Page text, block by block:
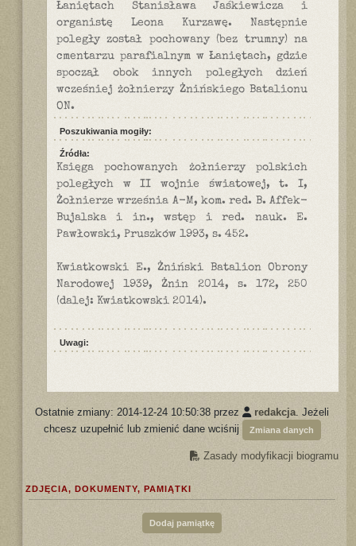
Łaniętach Stanisława Jaśkiewicza i
organistę Leona Kurzawę. Następnie
poległy został pochowany (bez trumny) na
cmentarzu parafialnym w Łaniętach, gdzie
spoczął obok innych poległych dzień
wcześniej żołnierzy Żnińskiego Batalionu
ON.
Poszukiwania mogiły:
Źródła:
Księga pochowanych żołnierzy polskich
poległych w II wojnie światowej, t. I,
Żołnierze września A-M, kom. red. B. Affek-
Bujalska i in., wstęp i red. nauk. E.
Pawłowski, Pruszków 1993, s. 452.
Kwiatkowski E., Żniński Batalion Obrony
Narodowej 1939, Żnin 2014, s. 172, 250
(dalej: Kwiatkowski 2014).
Uwagi:
Ostatnie zmiany: 2014-12-24 10:50:38 przez redakcja. Jeżeli
chcesz uzupełnić lub zmienić dane wciśnij
Zmiana danych
Zasady modyfikacji biogramu
ZDJĘCIA, DOKUMENTY, PAMIĄTKI
Dodaj pamiątkę